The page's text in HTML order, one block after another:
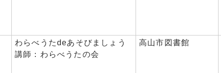
わらべうたdeあそびましょう
講師：わらべうたの会
高山市図書館